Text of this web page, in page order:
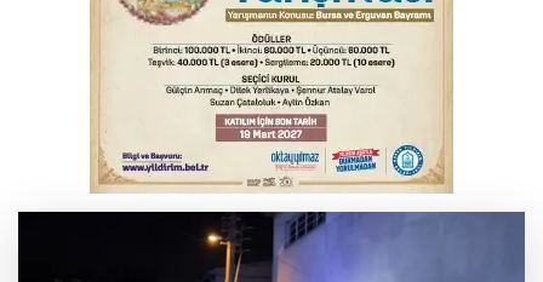
Bursa’da bugün hava nasıl olacak?
Osmangazi’de iş arayanlara destek